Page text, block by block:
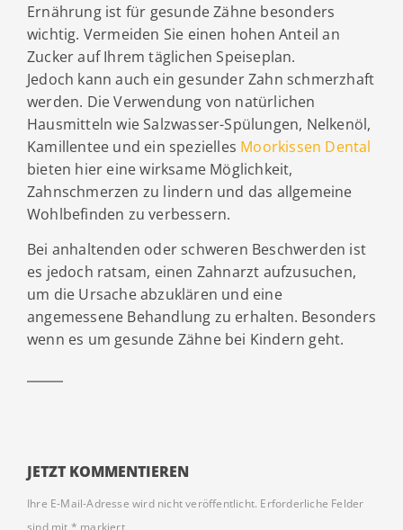
Ernährung ist für gesunde Zähne besonders
wichtig. Vermeiden Sie einen hohen Anteil an
Zucker auf Ihrem täglichen Speiseplan.
Jedoch kann auch ein gesunder Zahn schmerzhaft
werden. Die Verwendung von natürlichen
Hausmitteln wie Salzwasser-Spülungen, Nelkenöl,
Kamillentee und ein spezielles Moorkissen Dental
bieten hier eine wirksame Möglichkeit,
Zahnschmerzen zu lindern und das allgemeine
Wohlbefinden zu verbessern.
Bei anhaltenden oder schweren Beschwerden ist
es jedoch ratsam, einen Zahnarzt aufzusuchen,
um die Ursache abzuklären und eine
angemessene Behandlung zu erhalten. Besonders
wenn es um gesunde Zähne bei Kindern geht.
JETZT KOMMENTIEREN
Ihre E-Mail-Adresse wird nicht veröffentlicht. Erforderliche Felder
sind mit * markiert